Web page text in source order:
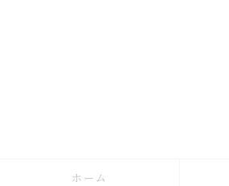
ホーム